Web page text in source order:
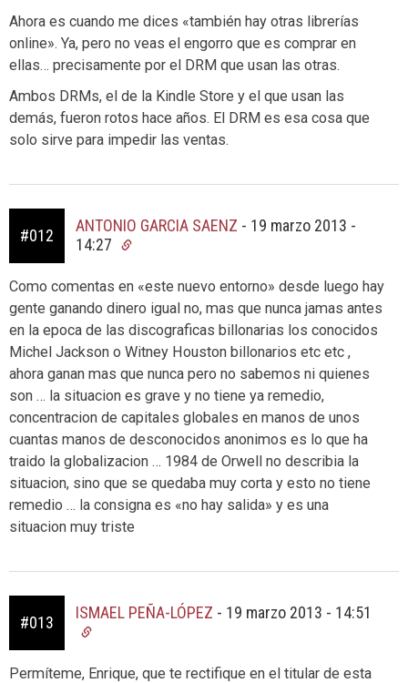
Ahora es cuando me dices «también hay otras librerías
online». Ya, pero no veas el engorro que es comprar en
ellas… precisamente por el DRM que usan las otras.
Ambos DRMs, el de la Kindle Store y el que usan las
demás, fueron rotos hace años. El DRM es esa cosa que
solo sirve para impedir las ventas.
#012
ANTONIO GARCIA SAENZ - 19 marzo 2013 -
14:27
Como comentas en «este nuevo entorno» desde luego hay
gente ganando dinero igual no, mas que nunca jamas antes
en la epoca de las discograficas billonarias los conocidos
Michel Jackson o Witney Houston billonarios etc etc ,
ahora ganan mas que nunca pero no sabemos ni quienes
son … la situacion es grave y no tiene ya remedio,
concentracion de capitales globales en manos de unos
cuantas manos de desconocidos anonimos es lo que ha
traido la globalizacion … 1984 de Orwell no describia la
situacion, sino que se quedaba muy corta y esto no tiene
remedio … la consigna es «no hay salida» y es una
situacion muy triste
#013
ISMAEL PEÑA-LÓPEZ - 19 marzo 2013 - 14:51
Permíteme, Enrique, que te rectifique en el titular de esta